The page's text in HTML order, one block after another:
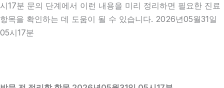
시17분 문의 단계에서 이런 내용을 미리 정리하면 필요한 진료
항목을 확인하는 데 도움이 될 수 있습니다. 2026년05월31일
05시17분